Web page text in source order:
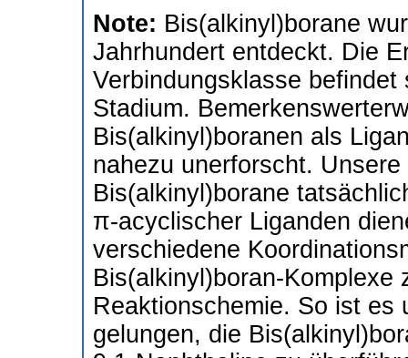
Note: Bis(alkinyl)borane
Jahrhundert entdeckt. Die
Verbindungsklasse
Stadium.
Bis(alkinyl)boranen als
nahezu unerforscht.
Bis(alkinyl)borane
π-acyclischer Liganden
verschiedene
Bis(alkinyl)boran-
Reaktionschemie. So ist es
gelungen, die